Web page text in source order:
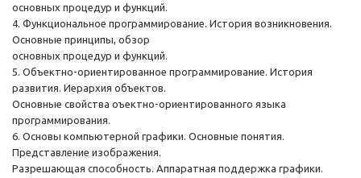
основных процедур и функций.
4. Функциональное программирование. История возникновения.
Основные принципы, обзор
основных процедур и функций.
5. Oбъектно-ориентированное программирование. История
развития. Иерархия объектов.
Основные свойства оъектно-ориентированного языка
программирования.
6. Основы компьютерной графики. Основные понятия.
Представление изображения.
Разрешающая способность. Аппаратная поддержка графики.